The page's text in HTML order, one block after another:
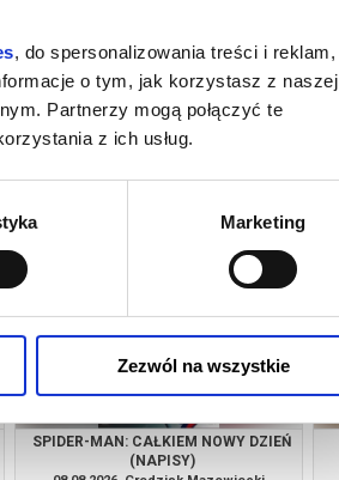
, do spersonalizowania treści i reklam,
o tym, jak korzystasz z naszej
Partnerzy mogą połączyć te
z ich usług.
Marketing
Zezwól na wszystkie
HOMO SAPIENS?
kup bilet
SPIDER-MAN: CAŁKIEM NOWY DZIEŃ
(NAPISY)